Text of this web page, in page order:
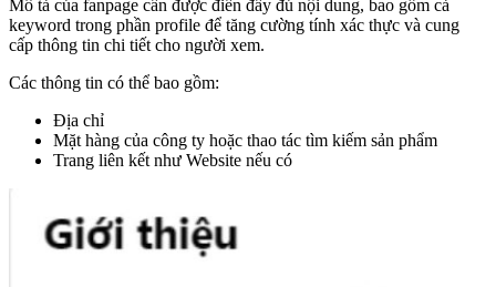
Mô tả của fanpage cần được điền đầy đủ nội dung, bao gồm cả
keyword trong phần profile để tăng cường tính xác thực và cung
cấp thông tin chi tiết cho người xem.
Các thông tin có thể bao gồm:
Địa chỉ
Mặt hàng của công ty hoặc thao tác tìm kiếm sản phẩm
Trang liên kết như Website nếu có